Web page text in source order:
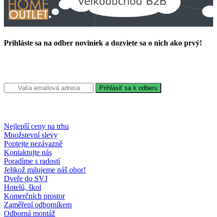
Prihláste sa na odber noviniek a dozviete sa o nich ako prvý!
Nejlepší ceny na trhu
Množstevní slevy
Poptejte nezávazně
Kontaktujte nás
Poradíme s radostí
Jelikož milujeme náš obor!
Dveře do SVJ
Hotelů, škol
Komerčních prostor
Zaměření odborníkem
Odborná montáž